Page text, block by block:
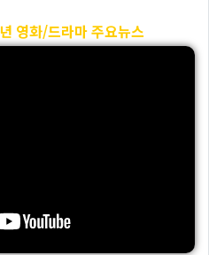
영화/드라마 주요뉴스